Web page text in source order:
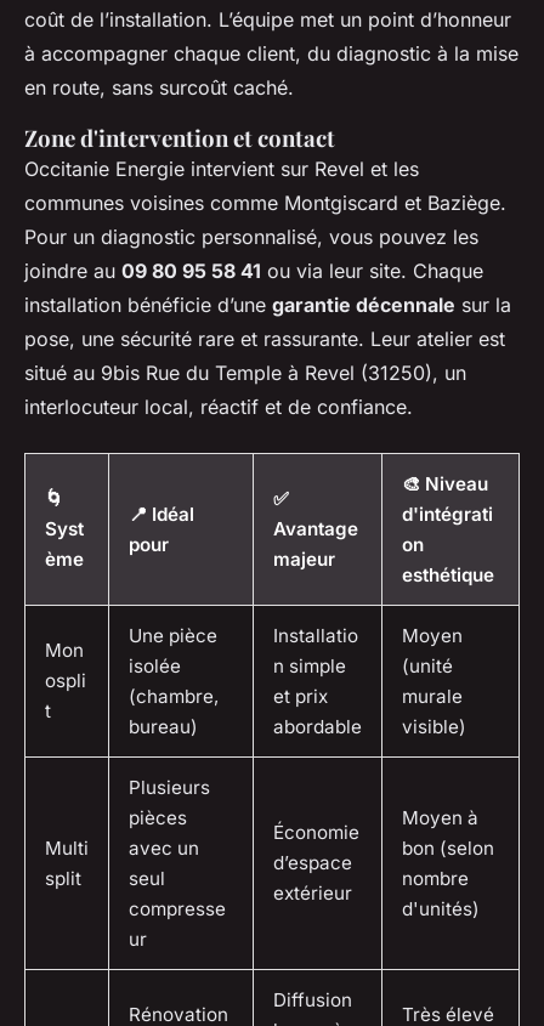
coût de l’installation. L’équipe met un point d’honneur
à accompagner chaque client, du diagnostic à la mise
en route, sans surcoût caché.
Zone d'intervention et contact
Occitanie Energie intervient sur Revel et les
communes voisines comme Montgiscard et Baziège.
Pour un diagnostic personnalisé, vous pouvez les
joindre au 09 80 95 58 41 ou via leur site. Chaque
installation bénéficie d’une garantie décennale sur la
pose, une sécurité rare et rassurante. Leur atelier est
situé au 9bis Rue du Temple à Revel (31250), un
interlocuteur local, réactif et de confiance.
🌀
Syst
ème
📍 Idéal
pour
✅
Avantage
majeur
🎨 Niveau
d'intégrati
on
esthétique
Mon
ospli
t
Une pièce
isolée
(chambre,
bureau)
Installatio
n simple
et prix
abordable
Moyen
(unité
murale
visible)
Multi
split
Plusieurs
pièces
avec un
seul
compresse
ur
Économie
d’espace
extérieur
Moyen à
bon (selon
nombre
d'unités)
Rénovation
Diffusion
Très élevé